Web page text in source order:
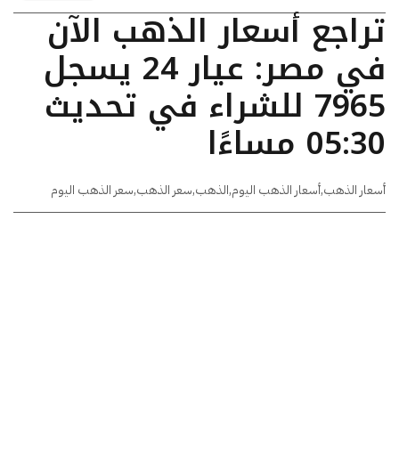
تراجع أسعار الذهب الآن
في مصر: عيار 24 يسجل
7965 للشراء في تحديث
05:30 مساءًا
أسعار الذهب,أسعار الذهب اليوم,الذهب,سعر الذهب,سعر الذهب اليوم